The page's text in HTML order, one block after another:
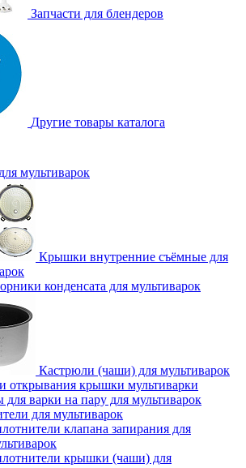
Запчасти для блендеров
Другие товары каталога
мультиварок
Крышки внутренние съёмные для
конденсата для мультиварок
Кастрюли (чаши) для мультиварок
открывания крышки мультиварки
для варки на пару для мультиварок
для мультиварок
клапана запирания для
крышки (чаши) для